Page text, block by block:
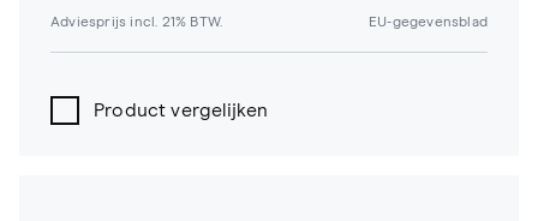
Adviesprijs incl. 21% BTW. EU-gegevensblad
Product vergelijken